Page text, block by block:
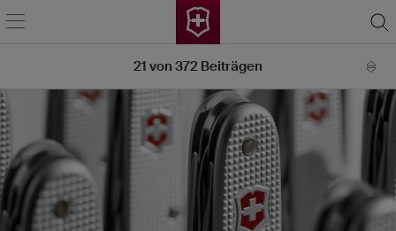
21 von 372 Beiträgen